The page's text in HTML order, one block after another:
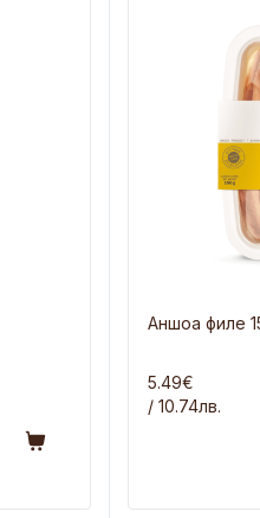
Аншоа филе
5.49€
/ 10.74лв.